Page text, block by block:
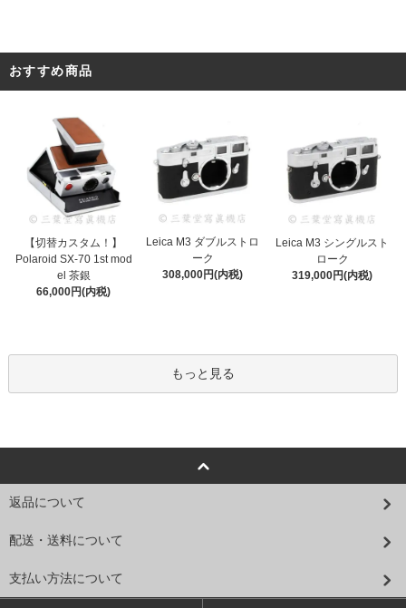
おすすめ商品
【切替カスタム！】
Polaroid SX-70 1st mod
el 茶銀
66,000円(内税)
Leica M3 ダブルストロ
ーク
308,000円(内税)
Leica M3 シングルスト
ローク
319,000円(内税)
もっと見る
返品について
配送・送料について
支払い方法について